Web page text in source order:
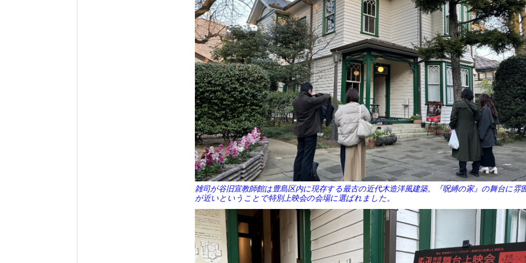
雑司が谷旧宣教師館は豊島区内に現存する最古の近代木造洋風建築。『呪縛の家』の舞台に雰
が近いということで特別上映会の会場に選ばれました。